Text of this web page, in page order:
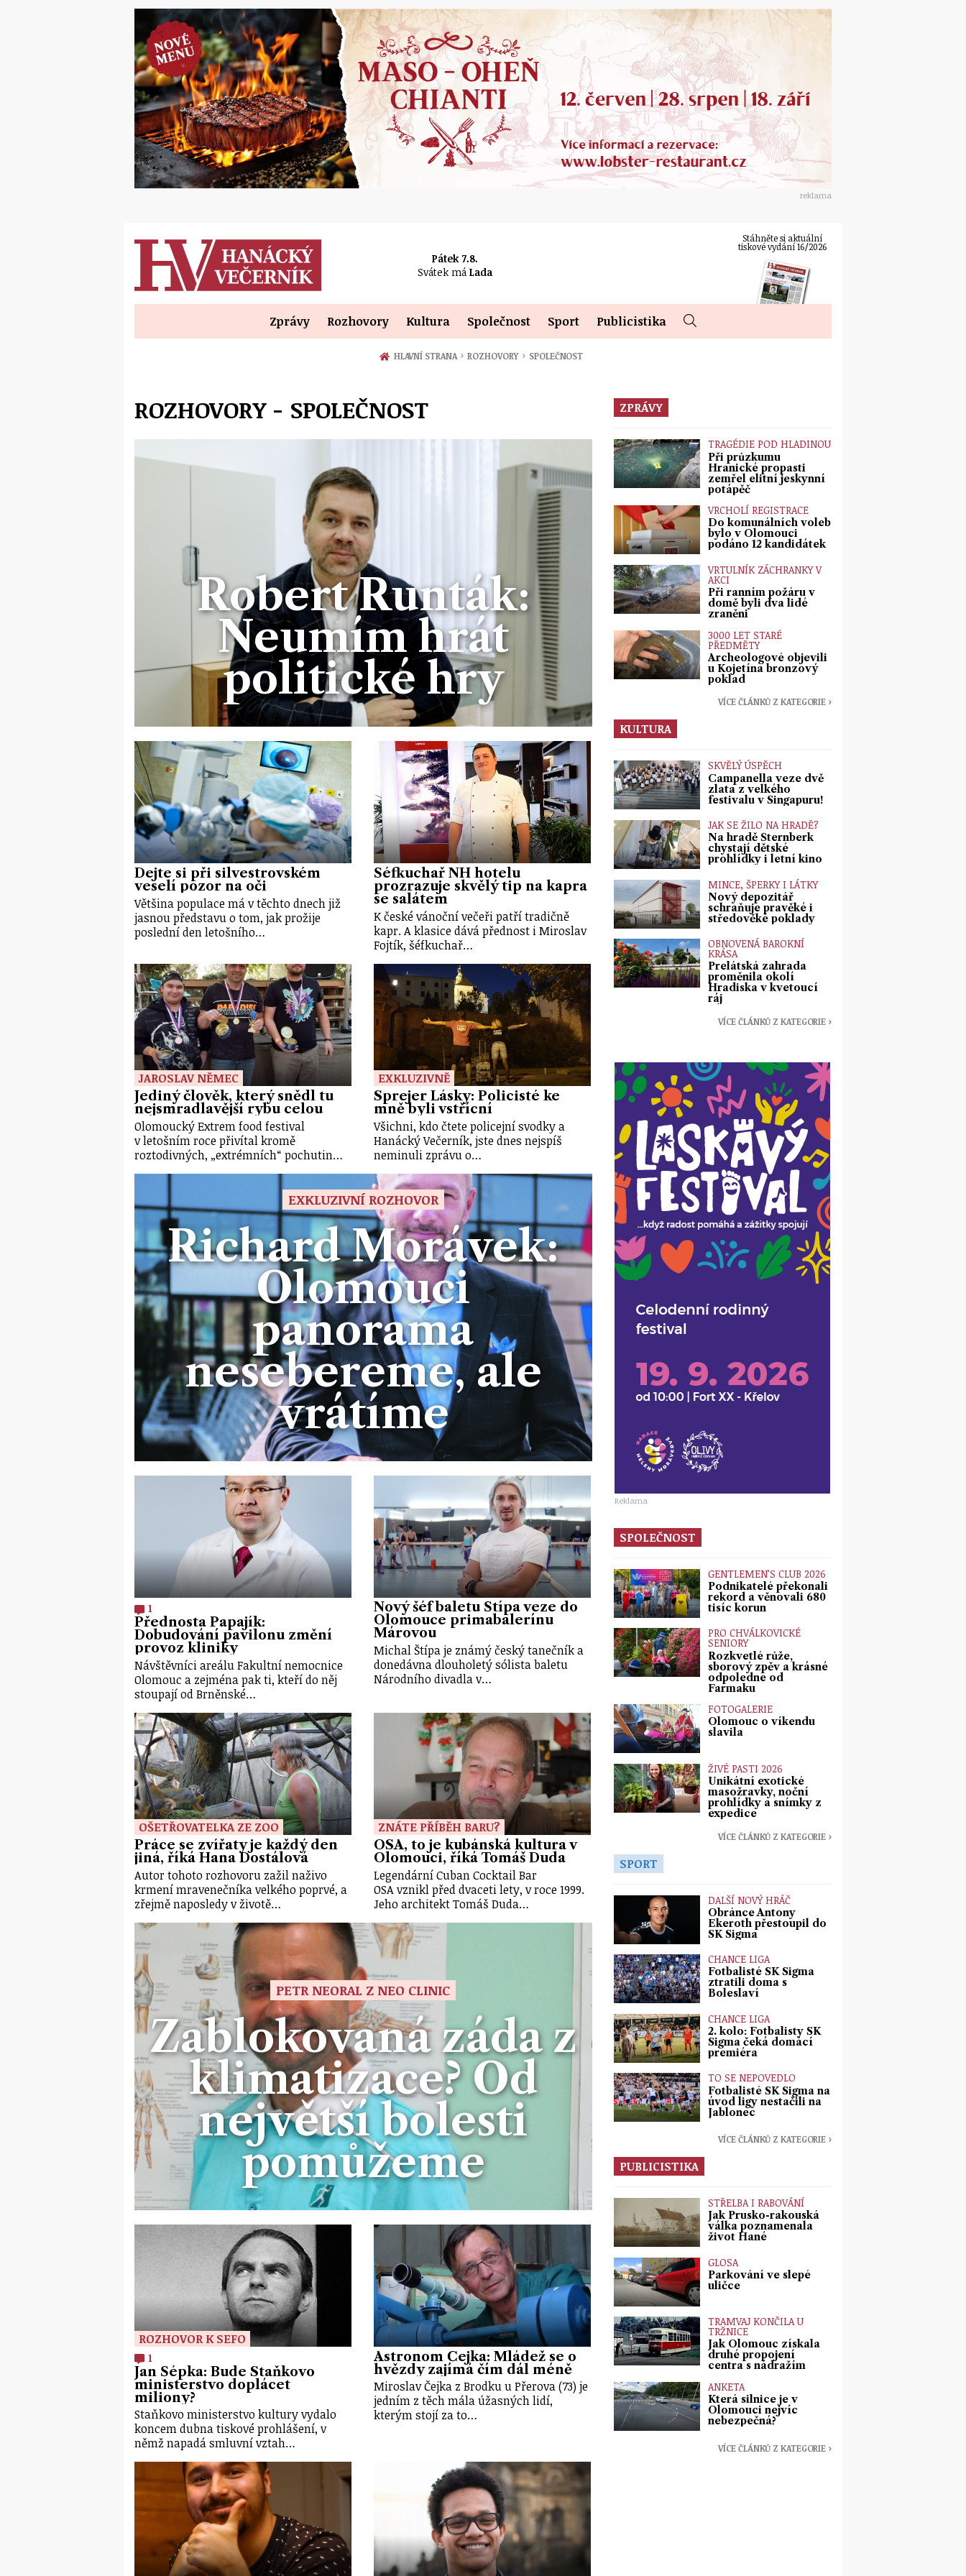
reklama
Pátek 7.8.
Svátek má Lada
Stáhněte si aktuální
tiskové vydání 16/2026
Zprávy Rozhovory Kultura Společnost Sport Publicistika
HLAVNÍ STRANA › ROZHOVORY › SPOLEČNOST
ROZHOVORY - SPOLEČNOST
Robert Runták:
Neumím hrát
politické hry
Dejte si při silvestrovském
veselí pozor na oči
Většina populace má v těchto dnech již
jasnou představu o tom, jak prožije
poslední den letošního…
Šéfkuchař NH hotelu
prozrazuje skvělý tip na kapra
se salátem
K české vánoční večeři patří tradičně
kapr. A klasice dává přednost i Miroslav
Fojtík, šéfkuchař…
JAROSLAV NĚMEC
Jediný člověk, který snědl tu
nejsmradlavější rybu celou
Olomoucký Extrem food festival
v letošním roce přivítal kromě
roztodivných, „extrémních“ pochutin…
EXKLUZIVNĚ
Sprejer Lásky: Policisté ke
mně byli vstřícní
Všichni, kdo čtete policejní svodky a
Hanácký Večerník, jste dnes nejspíš
neminuli zprávu o…
EXKLUZIVNÍ ROZHOVOR
Richard Morávek:
Olomouci
panorama
nesebereme, ale
vrátíme
1
Přednosta Papajík:
Dobudování pavilonu změní
provoz kliniky
Návštěvníci areálu Fakultní nemocnice
Olomouc a zejména pak ti, kteří do něj
stoupají od Brněnské…
Nový šéf baletu Štípa veze do
Olomouce primabalerínu
Márovou
Michal Štípa je známý český tanečník a
donedávna dlouholetý sólista baletu
Národního divadla v…
OŠETŘOVATELKA ZE ZOO
Práce se zvířaty je každý den
jiná, říká Hana Dostálová
Autor tohoto rozhovoru zažil naživo
krmení mravenečníka velkého poprvé, a
zřejmě naposledy v životě…
ZNÁTE PŘÍBĚH BARU?
OSA, to je kubánská kultura v
Olomouci, říká Tomáš Duda
Legendární Cuban Cocktail Bar
OSA vznikl před dvaceti lety, v roce 1999.
Jeho architekt Tomáš Duda…
PETR NEORAL Z NEO CLINIC
Zablokovaná záda z
klimatizace? Od
největší bolesti
pomůžeme
ROZHOVOR K SEFO
1
Jan Šépka: Bude Staňkovo
ministerstvo doplácet
miliony?
Staňkovo ministerstvo kultury vydalo
koncem dubna tiskové prohlášení, v
němž napadá smluvní vztah…
Astronom Čejka: Mládež se o
hvězdy zajímá čím dál méně
Miroslav Čejka z Brodku u Přerova (73) je
jedním z těch mála úžasných lidí,
kterým stojí za to…
ZPRÁVY
TRAGÉDIE POD HLADINOU
Při průzkumu
Hranické propasti
zemřel elitní jeskynní
potápěč
VRCHOLÍ REGISTRACE
Do komunálních voleb
bylo v Olomouci
podáno 12 kandidátek
VRTULNÍK ZÁCHRANKY V
AKCI
Při ranním požáru v
domě byli dva lidé
zraněni
3000 LET STARÉ
PŘEDMĚTY
Archeologové objevili
u Kojetína bronzový
poklad
VÍCE ČLÁNKŮ Z KATEGORIE ›
KULTURA
SKVĚLÝ ÚSPĚCH
Campanella veze dvě
zlata z velkého
festivalu v Singapuru!
JAK SE ŽILO NA HRADĚ?
Na hradě Šternberk
chystají dětské
prohlídky i letní kino
MINCE, ŠPERKY I LÁTKY
Nový depozitář
schraňuje pravěké i
středověké poklady
OBNOVENÁ BAROKNÍ
KRÁSA
Prelátská zahrada
proměnila okolí
Hradiska v kvetoucí
ráj
VÍCE ČLÁNKŮ Z KATEGORIE ›
Reklama
SPOLEČNOST
GENTLEMEN’S CLUB 2026
Podnikatelé překonali
rekord a věnovali 680
tisíc korun
PRO CHVÁLKOVICKÉ
SENIORY
Rozkvetlé růže,
sborový zpěv a krásné
odpoledne od
Farmaku
FOTOGALERIE
Olomouc o víkendu
slavila
ŽIVÉ PASTI 2026
Unikátní exotické
masožravky, noční
prohlídky a snímky z
expedice
VÍCE ČLÁNKŮ Z KATEGORIE ›
SPORT
DALŠÍ NOVÝ HRÁČ
Obránce Antony
Ekeroth přestoupil do
SK Sigma
CHANCE LIGA
Fotbalisté SK Sigma
ztratili doma s
Boleslaví
CHANCE LIGA
2. kolo: Fotbalisty SK
Sigma čeká domácí
premiéra
TO SE NEPOVEDLO
Fotbalisté SK Sigma na
úvod ligy nestačili na
Jablonec
VÍCE ČLÁNKŮ Z KATEGORIE ›
PUBLICISTIKA
STŘELBA I RABOVÁNÍ
Jak Prusko-rakouská
válka poznamenala
život Hané
GLOSA
Parkování ve slepé
uličce
TRAMVAJ KONČILA U
TRŽNICE
Jak Olomouc získala
druhé propojení
centra s nádražím
ANKETA
Která silnice je v
Olomouci nejvíc
nebezpečná?
VÍCE ČLÁNKŮ Z KATEGORIE ›